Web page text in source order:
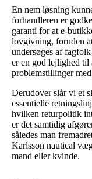
En nem løsning
forhandleren er
garanti for at e-
lovgivning, foruden
undersøges af
er en god lejlighed til
problemstillinger
Derudover slår vi et
essentielle
hvilken returpolitik
er det samtidig
således man
Karlsson nautical
mand eller kvinde.